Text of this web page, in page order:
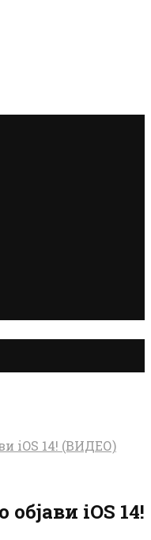
iOS 14! (ВИДЕО)
iOS 14!